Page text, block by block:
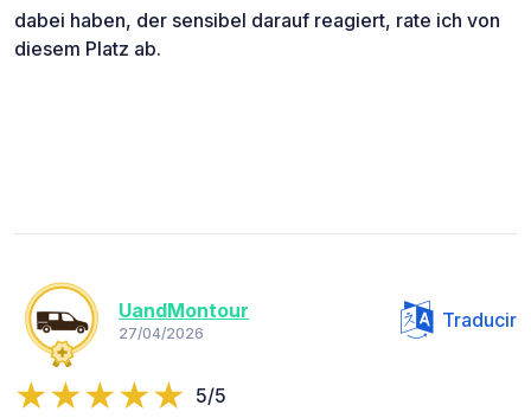
dabei haben, der sensibel darauf reagiert, rate ich von
diesem Platz ab.
UandMontour
27/04/2026
Traducir
5/5